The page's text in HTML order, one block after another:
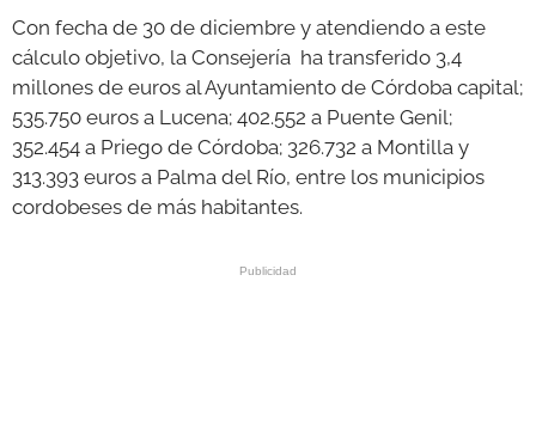
Con fecha de 30 de diciembre y atendiendo a este
cálculo objetivo, la Consejería ha transferido 3,4
millones de euros al Ayuntamiento de Córdoba capital;
535.750 euros a Lucena; 402.552 a Puente Genil;
352.454 a Priego de Córdoba; 326.732 a Montilla y
313.393 euros a Palma del Río, entre los municipios
cordobeses de más habitantes.